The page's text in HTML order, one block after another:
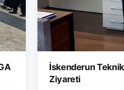
İskenderun
Ziyareti